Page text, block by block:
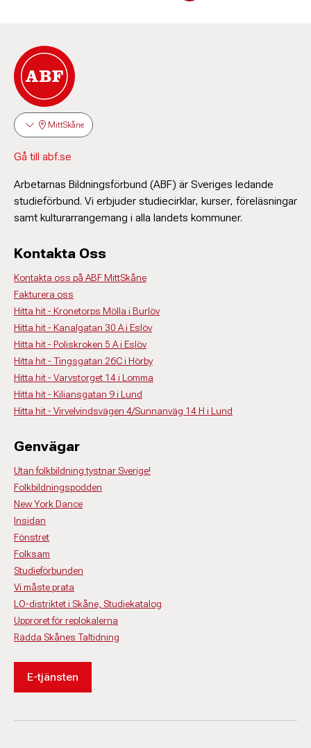
MittSkåne
Gå till abf.se
Arbetarnas Bildningsförbund (ABF) är Sveriges ledande
studieförbund. Vi erbjuder studiecirklar, kurser, föreläsningar
samt kulturarrangemang i alla landets kommuner.
Kontakta Oss
Kontakta oss på ABF MittSkåne
Fakturera oss
Hitta hit - Kronetorps Mölla i Burlöv
Hitta hit - Kanalgatan 30 A i Eslöv
Hitta hit - Poliskroken 5 A i Eslöv
Hitta hit - Tingsgatan 26C i Hörby
Hitta hit - Varvstorget 14 i Lomma
Hitta hit - Kiliansgatan 9 i Lund
Hitta hit - Virvelvindsvägen 4/Sunnanväg 14 H i Lund
Genvägar
Utan folkbildning tystnar Sverige!
Folkbildningspodden
New York Dance
Insidan
Fönstret
Folksam
Studieförbunden
Vi måste prata
LO-distriktet i Skåne, Studiekatalog
Upproret för replokalerna
Rädda Skånes Taltidning
E-tjänsten